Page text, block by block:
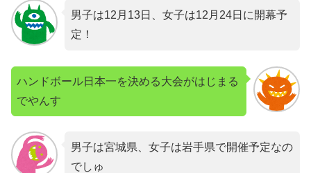
男子は12月13日、女子は12月24日に開幕予
定！
ハンドボール日本一を決める大会がはじまる
でやんす
男子は宮城県、女子は岩手県で開催予定なの
でしゅ